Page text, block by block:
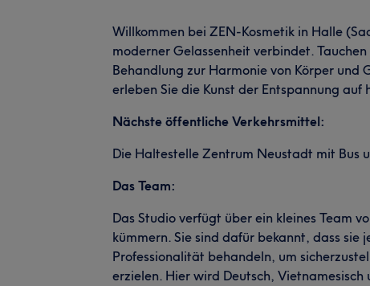
Willkommen bei ZEN-Kosmetik in Halle
moderner Gelassenheit verbindet.
Behandlung zur Harmonie von Körper und
erleben Sie die Kunst der Entspannung auf
Nächste öffentliche Verkehrsmittel:
Die Haltestelle Zentrum Neustadt mit Bus
Das Team:
Das Studio verfügt über ein kleines Team
kümmern. Sie sind dafür bekannt, dass
Professionalität behandeln, um
erzielen. Hier wird Deutsch, Vietnamesisch